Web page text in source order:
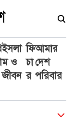
ইসলা
ম ও
জীবন
ফি
চা
র
আমার
দেশ
পরিবার